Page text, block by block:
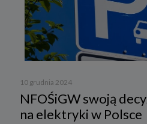
10 grudnia 2024
NFOŚiGW swoją
na elektryki w Polsce